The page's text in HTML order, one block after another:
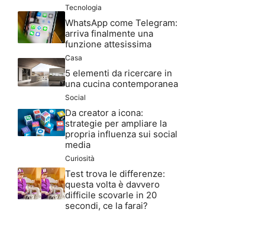
Tecnologia
WhatsApp come Telegram:
arriva finalmente una
funzione attesissima
Casa
5 elementi da ricercare in
una cucina contemporanea
Social
Da creator a icona:
strategie per ampliare la
propria influenza sui social
media
Curiosità
Test trova le differenze:
questa volta è davvero
difficile scovarle in 20
secondi, ce la farai?